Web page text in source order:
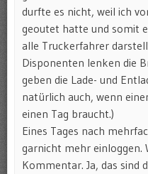
durfte es nicht, weil ich
geoutet hatte und somit
alle Truckerfahrer
Disponenten lenken die
geben die Lade- und
natürlich auch, wenn
einen Tag braucht.)
Eines Tages nach
garnicht mehr einloggen.
Kommentar. Ja, das sind